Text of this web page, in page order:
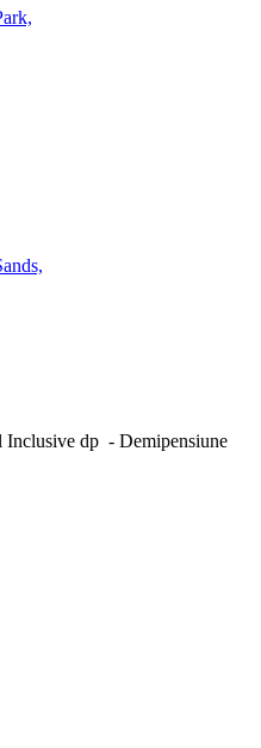
Inclusive dp - Demipensiune